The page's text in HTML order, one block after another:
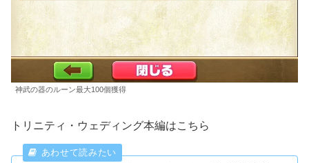
神武の器のルーン最大100個獲得
トリニティ・ウェディング本編はこちら